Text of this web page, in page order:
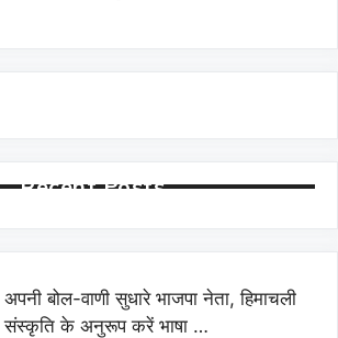
Recent Posts
अपनी बोल-वाणी सुधारे भाजपा नेता, हिमाचली
संस्कृति के अनुरूप करें भाषा …